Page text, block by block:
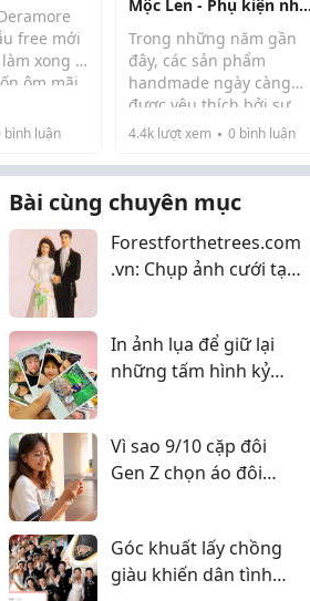
free mới
xong 1
ôm mãi
gối đi
bình luận
Mộc Len - Phụ kiện nhỏ
nhưng đầy cá tính
Trong những năm gần
đây, các sản phẩm
handmade ngày càng
được yêu thích bởi sự
độc đáo, tinh tế và mang
Trong đó, móc khóa len
handmade là một trong
những phụ kiện nhỏ xinh
được ...
4.4klượt xem 0bình luận
Bài cùng chuyên mục
Forestforthetrees.com
.vn: Chụp ảnh cưới tại
In ảnh lụa để giữ lại
những tấm hình kỷ
Vì sao 9/10 cặp đôi
Gen Z chọn áo đôi
Góc khuất lấy chồng
giàu khiến dân tình